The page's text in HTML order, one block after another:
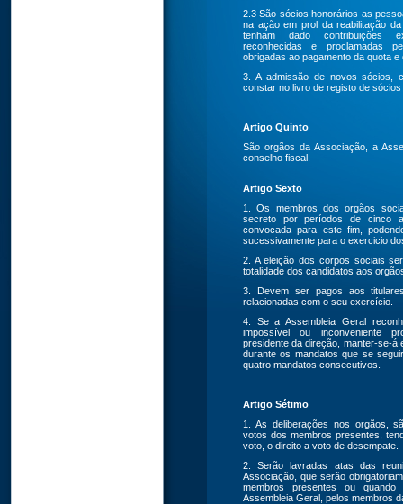
2.3 São sócios honorários as
na ação em prol da reabilitação
tenham dado contribuições
reconhecidas e proclamadas
obrigadas ao pagamento da quota
3. A admissão de novos sócios,
constar no livro de registo de sócios
Artigo Quinto
São orgãos da Associação, a
conselho fiscal.
Artigo Sexto
1. Os membros dos orgãos
secreto por períodos de cinco
convocada para este fim,
sucessivamente para o exercicio
2. A eleição dos corpos sociais
totalidade dos candidatos aos
3. Devem ser pagos aos
relacionadas com o seu exercício.
4. Se a Assembleia Geral
impossível ou inconveniente
presidente da direção, manter-se-
durante os mandatos que se
quatro mandatos consecutivos.
Artigo Sétimo
1. As deliberações nos orgãos,
votos dos membros presentes,
voto, o direito a voto de desempate.
2. Serão lavradas atas das
Associação, que serão
membros presentes ou
Assembleia Geral, pelos membros